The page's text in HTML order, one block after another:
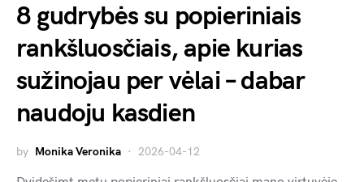
8 gudrybės su popieriniais
rankšluosčiais, apie kurias
sužinojau per vėlai – dabar
naudoju kasdien
by Monika Veronika 2026-04-12